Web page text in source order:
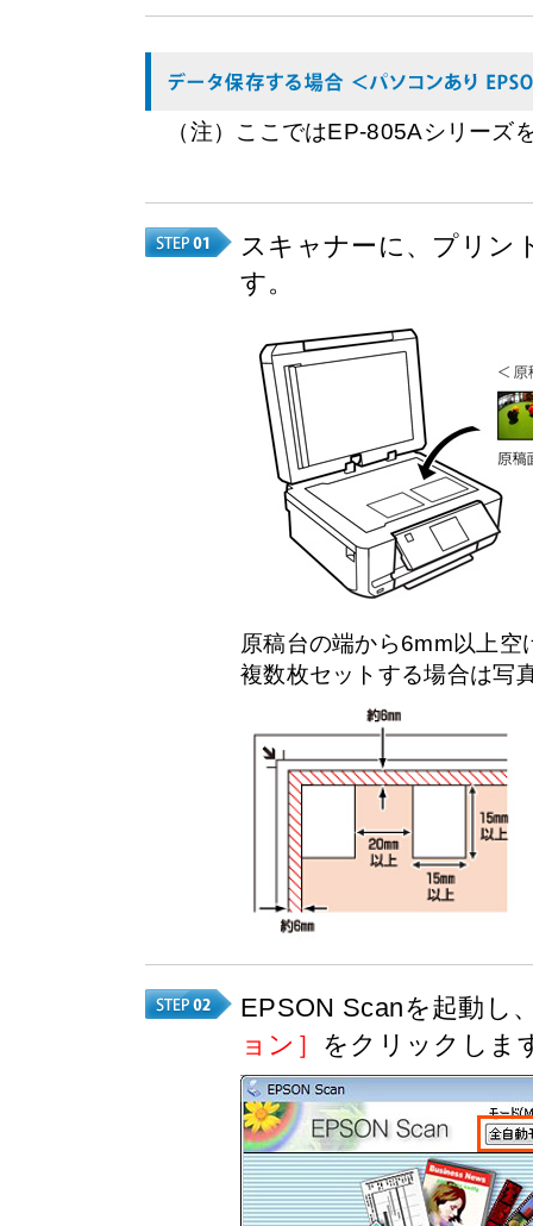
（注）ここではEP-805Aシリーズ
スキャナーに、プリン
す。
原稿台の端から6mm以上空
複数枚セットする場合は写
EPSON Scanを起動し
ョン］ をクリックしま